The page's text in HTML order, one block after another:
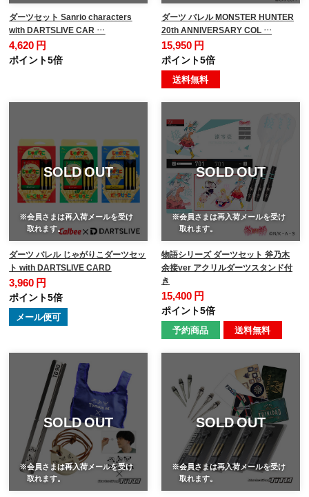
ダーツセット Sanrio characters
with DARTSLIVE CAR …
4,620 円
ポイント5倍
ダーツ バレル MONSTER HUNTER
20th ANNIVERSARY COL …
15,950 円
ポイント5倍
送料無料
SOLD OUT
※会員さまは再入荷メールを受け
取れます。
ダーツ バレル じゃがりこダーツセッ
ト with DARTSLIVE CARD
3,960 円
ポイント5倍
メール便可
SOLD OUT
※会員さまは再入荷メールを受け
取れます。
物語シリーズ ダーツセット 斧乃木
余接ver アクリルダーツスタンド付
き
15,400 円
ポイント5倍
予約商品 送料無料
SOLD OUT
※会員さまは再入荷メールを受け
取れます。
SOLD OUT
※会員さまは再入荷メールを受け
取れます。